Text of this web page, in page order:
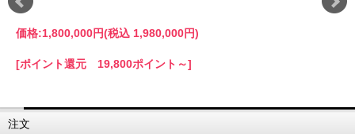
価格:1,800,000円(税込 1,980,000円)
[ポイント還元 19,800ポイント～]
注文